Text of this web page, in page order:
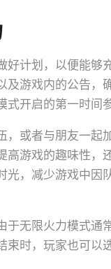
好计划，以便能够
及游戏内的公告，
开启的第一时间
，或者与朋友一起
高游戏的趣味性，
光，减少游戏中因
于无限火力模式通
束时，玩家也可以